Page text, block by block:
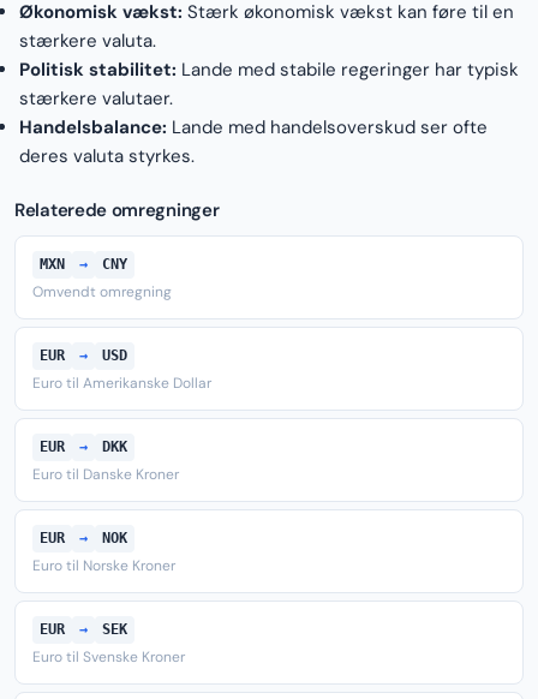
Økonomisk vækst: Stærk økonomisk vækst kan føre til en
stærkere valuta.
Politisk stabilitet: Lande med stabile regeringer har typisk
stærkere valutaer.
Handelsbalance: Lande med handelsoverskud ser ofte
deres valuta styrkes.
Relaterede omregninger
MXN → CNY
Omvendt omregning
EUR → USD
Euro til Amerikanske Dollar
EUR → DKK
Euro til Danske Kroner
EUR → NOK
Euro til Norske Kroner
EUR → SEK
Euro til Svenske Kroner